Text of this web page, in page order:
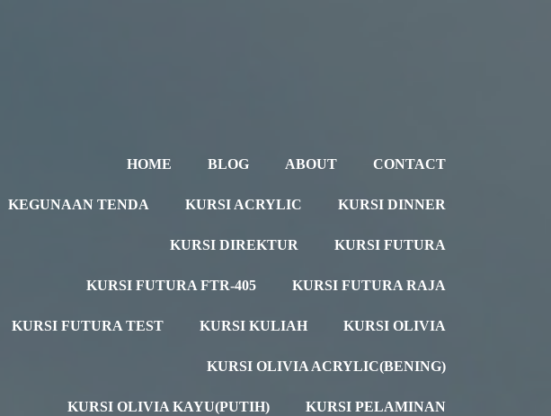
HOME BLOG ABOUT CONTACT
KEGUNAAN TENDA KURSI ACRYLIC KURSI DINNER
KURSI DIREKTUR KURSI FUTURA
KURSI FUTURA FTR-405 KURSI FUTURA RAJA
KURSI FUTURA TEST KURSI KULIAH KURSI OLIVIA
KURSI OLIVIA ACRYLIC(BENING)
KURSI OLIVIA KAYU(PUTIH) KURSI PELAMINAN